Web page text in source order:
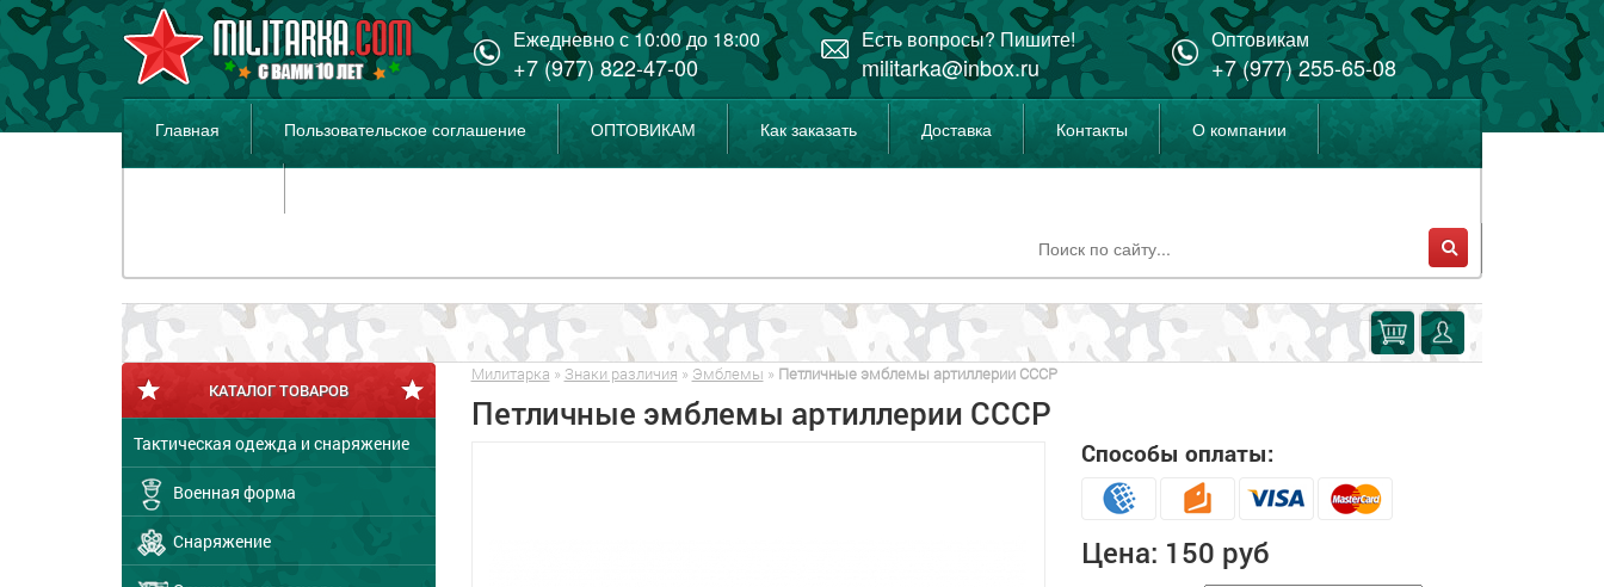
Ежедневно с 10:00 до 18:00
+7 (977) 822-47-00
Есть вопросы? Пишите!
militarka@inbox.ru
Оптовикам
+7 (977) 255-65-08
Главная Пользовательское соглашение ОПТОВИКАМ Как заказать Доставка Контакты О компании
КАТАЛОГ ТОВАРОВ
Тактическая одежда и снаряжение
Военная форма
Снаряжение
Милитарка » Знаки различия » Эмблемы » Петличные эмблемы артиллерии СССР
Петличные эмблемы артиллерии СССР
Способы оплаты:
Цена: 150 руб